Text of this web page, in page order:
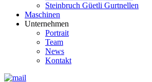
Steinbruch Güetli Gurtnellen
Maschinen
Unternehmen
Portrait
Team
News
Kontakt